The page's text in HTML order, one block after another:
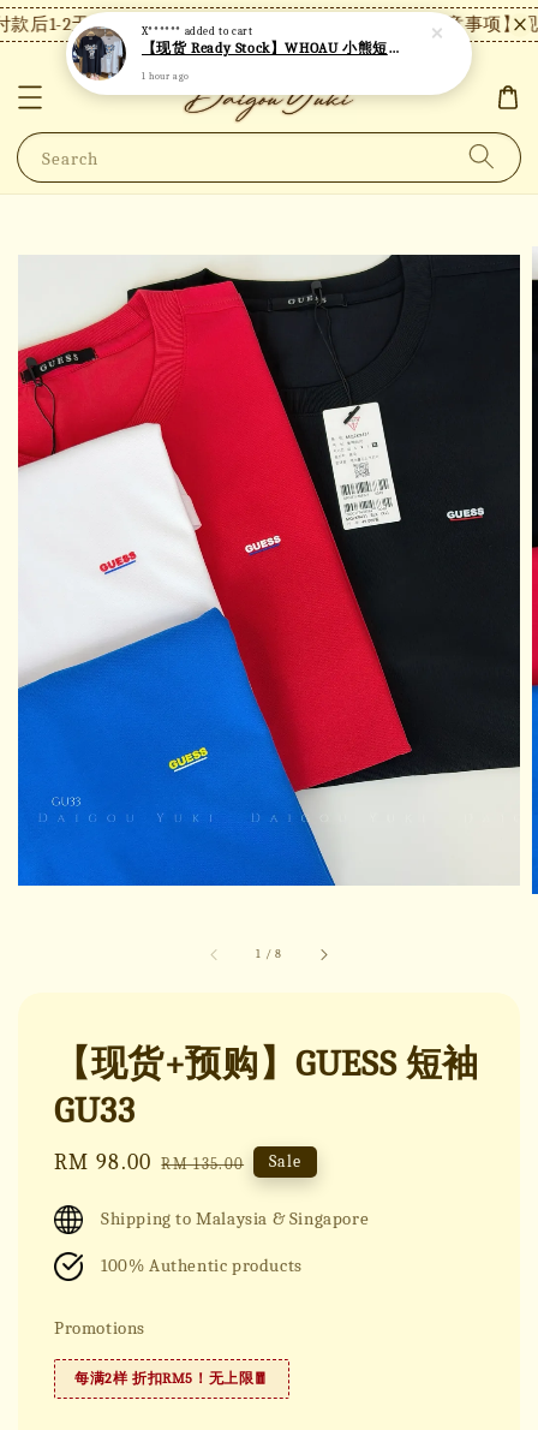
后1-2天内发货，24小时内未付款将自动取消。 【注意事项】
Search
1 /8
【现货+预购】GUESS 短袖
GU33
Sale
RM 98.00 Regular
RM 135.00 Sale
Shipping to Malaysia & Singapore
100% Authentic products
Promotions
每满2样 折扣RM5！无上限🧧
X****** added to cart
【现货 Ready Stock】WHOAU 小熊短袖 W06
1 hour ago